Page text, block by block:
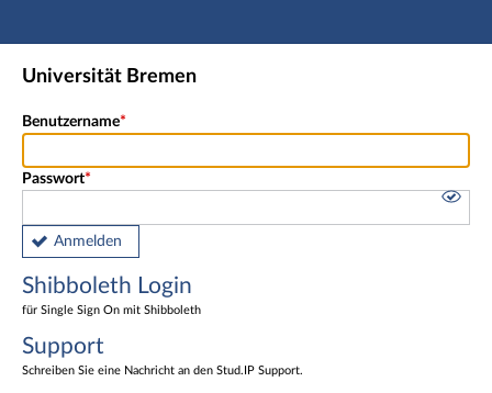
Hauptnavigation
Shibboleth Login
Universität Bremen
Benutzername
Passwort
Anmelden
Shibboleth Login
für Single Sign On mit Shibboleth
Support
Schreiben Sie eine Nachricht an den Stud.IP Support.